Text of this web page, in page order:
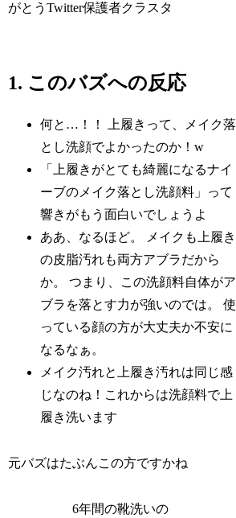
がとうTwitter保護者クラスタ
このバズへの反応
何と…！！ 上履きって、メイク落
とし洗顔でよかったのか！w
「上履きがとても綺麗になるナイ
ーブのメイク落とし洗顔料」って
響きがもう面白いでしょうよ
ああ、なるほど。 メイクも上履き
の皮脂汚れも両方アブラだから
か。 つまり、この洗顔料自体がア
ブラを落とす力が強いのでは。 使
っている顔の方が大丈夫か不安に
なるなぁ。
メイク汚れと上履き汚れは同じ感
じなのね！これからは洗顔料で上
履き洗います
元バズはたぶんこの方ですかね
6年間の靴洗いの